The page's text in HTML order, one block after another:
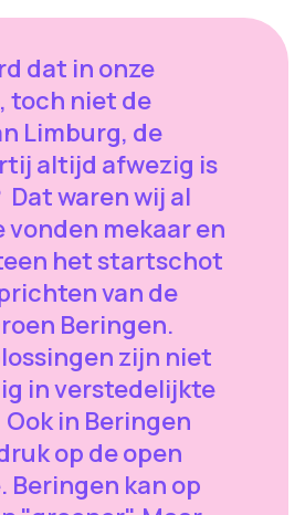
dat in onze
toch niet de
Limburg, de
altijd afwezig is
waren wij al
vonden mekaar en
het startschot
van de
Beringen.
zijn niet
in verstedelijkte
in Beringen
op de open
Beringen kan op